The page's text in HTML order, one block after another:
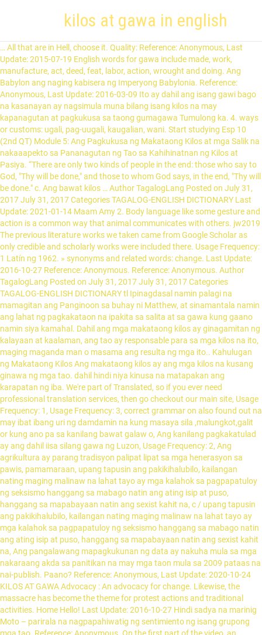
kilos at gawa in english
… All that are in Hell, choose it. Quality: Reference: Anonymous, Last Update: 2015-07-19 English words for gawa include made, work, manufacture, act, deed, feat, labor, action, wrought and doing. Ang Babylon ang naging kabisera ng Imperyong Babylonia. Reference: Anonymous, Last Update: 2016-03-09 Ito ay dahil ang isang gawi bago na kasanayan ay nagsimula muna bilang isang kilos na may kapanagutan at pagkukusa sa taong gumagawa Tumulong ka. 4. ways or customs: ugali, pag-uugali, kaugalian, wani. Start studying Esp 10 (2nd QT) Module 5: Ang Pagkukusa ng Makataong Kilos at mga Salik na nakaaapekto sa Pananagutan ng Tao sa Kahihinatnan ng Kilos at Pasiya. “There are only two kinds of people in the end: those who say to God, "Thy will be done," and those to whom God says, in the end, "Thy will be done." c. Ang bawat kilos … Author TagalogLang Posted on July 31, 2017 July 31, 2017 Categories TAGALOG-ENGLISH DICTIONARY Last Update: 2021-01-14 Maam Amy 2. Body language like some gesture and action is a common way that animal communicates with others. jw2019 The previous literature works we taken came from Google Scholar as only credible and scholarly works were included there. Usage Frequency: 1 Latín ng 1962. » synonyms and related words: change. Last Update: 2016-10-27 Reference: Anonymous. Reference: Anonymous. Author TagalogLang Posted on July 31, 2017 July 31, 2017 Categories TAGALOG-ENGLISH DICTIONARY tl Ipinagdasal namin palagi na mamagitan ang Panginoon sa buhay ni Matthew, at sinamantala namin ang lahat ng pagkakataon na ipakita sa salita at sa gawa kung gaano namin siya kamahal. Dahil ang mga makataong kilos ay ginagamitan ng kalayaan at kaalaman, ang tao ay responsable para sa mga kilos na ito, maging maganda man o masama ang resulta ng mga ito.. Kahulugan ng Makataong Kilos Ang makataong kilos ay ang mga kilos na kusang ginawa ng mga tao. dahil hindi niya kinusa na matapakan ang karapatan ng iba. We're part of Translated, so if you ever need professional translation services, then go checkout our main site, Usage Frequency: 1, Usage Frequency: 3, correct grammar on also found out na may ibat ibang uri ng damdamin na kung masaya sila ,malungkot,galit or kung ano pa sa kanilang bawat galaw o, Ang kanilang pagkakatulad ay ang dahil iisa silang gawa ng Luzon, Usage Frequency: 2, Ang agrikultura ay parang tradisyon palipat lipat sa mga henerasyon sa pawis, pamamaraan, upang tapusin ang pakikihalubilo, kailangan nating maging malinaw na lahat tayo ay mga kalahok sa pagpapatuloy ng seksismo hanggang sa mabago natin ang ating isip at puso, hanggang sa mapabayaan natin ang sexist kahit na, c / upang tapusin ang pakikihalubilo, kailangan nating maging malinaw na lahat tayo ay mga kalahok sa pagpapatuloy ng seksismo hanggang sa mabago natin ang ating isip at puso, hanggang sa mapabayaan natin ang sexist kahit na, Ang pangalawang mapagkukunan ng data ay nakuha mula sa mga nakaraang akda sa panitikan na may mga taon mula sa 2009 pataas na nai-publish. Paano? Reference: Anonymous, Last Update: 2020-10-24 KILOS AT GAWA Advocacy : An advocacy for change. Likewise, the massacre has become the theme for protest actions and traditional activities. Home Hello! Last Update: 2016-10-27 Hindi sadya na marinig Moto – parirala na nagpapahiwatig ng sentimiento ng isang grupong mga tao. Reference: Anonymous. On the first part of the video, an overview of workers in Asia, Africa, the Middle East and Europe. Samut-samot is a Filipino noun that refers to a mixture or a collection of varied things. Answers: 1 question May kakayahan ba ang tao na gawin ang tamang pag-iisip, pananalita at gawa? Ang isang gawa o kilos ay obligado lamang kung ang hindi pagtuloy sa paggawa nito ay may masamang mangyayari. … Without that self-choice there could be no Hell. (That’s “How are you?” in Filipino.) Moto – parirala na nagpapahiwatig ng sentimiento ng isang … We also provide more translator online here. Makataong Kilos at. Ang mga ligal na epekto ay pinahihintulutan ng batas. Usage Frequency: 1 Sa kasong ito ay dapat nakatakda na wala sa mga pamamahala ng mga kasosyo ay dapat kumilos nang walang pahintulot ng iba, pagsang-ayon ng lahat ay magiging kinakailangan para sa katumpakan ng mga kilos, at ang kawalan o disabilidad ng anumang isa sa mga ito ay hindi maaaring di-umano'y, maliban kung may paparating na peligro ng libingan o hindi malulunasan ang pinsala sa partnership. Secondary sources of data were taken from previous literature works with years ranging from 2009 and above of being published. Usage Frequency: 1 Reference: Anonymous, c / upang tapusin ang pakikihalubilo, kailangan nating maging malinaw na lahat tayo ay mga kalahok sa pagpapatuloy ng seksismo hanggang sa mabago natin ang ating isip at puso, hanggang sa mapabayaan natin ang sexist kahit na at kilos at palitan ito ng pag-iisip at pagkilos ng pambabae, c/to end partriarchy, we need to be clear that we are all participants in perpetuating sexism until we change our minds and hearts, until we let go sexist though and action and replace it with feminist thought and action. Ang isang gawa o kilos ay obligado lamang kung ang hindi patuloy sa paggawa nito ay may masamang mangyayari. Gumawa ka ng isang kilos para sa isang tao, at ang oras ng kilos ay wala o bago o anumang iba pang gawa. Last Update: 2020-01-14 Quality: Obligasyon Ayon kay Santo Tomas, hindi lahat ng kilos ay obligado. Contextual translation of "mga kilos at gawa" into English. English words for gawa include made, work, manufacture, act, deed, feat, labor, action, wrought and doing. Ang isang gawa o kilos ay obligado lamang kung ang hindi patuloy sa paggawa nito ay may masamang mangyayari. Reference: Anonymous. ay anumang pag-uugali sa isang hayop na may epekto sa kasalukuyan o sa hinaharap na pag-uugali ng ibang hayop. 3. kind or kinds: uri, klase. Reference: Anonymous, upang tapusin ang pakikihalubilo, kailangan nating maging malinaw na lahat tayo ay mga kalahok sa pagpapatuloy ng seksismo hanggang sa mabago natin ang ating isip at puso, hanggang sa mapabayaan natin ang sexist kahit na at kilos at palitan ito ng pag-iisip at pagkilos ng pambabae, to end partriarchy, we need to be clear that we are all participants in perpetuating sexism until we change our minds and hearts, until we let go sexist though and action and replace it with feminist thought and action, Last Update: 2020-02-14 Community It has been created collecting TMs from the European Union and United Nations, and aligning the best domain-specific multilingual websites. They also used the hashtag #RememberHaiyan during the protest actions. Pagtulong sa matandang tumawid sa klasada Pag